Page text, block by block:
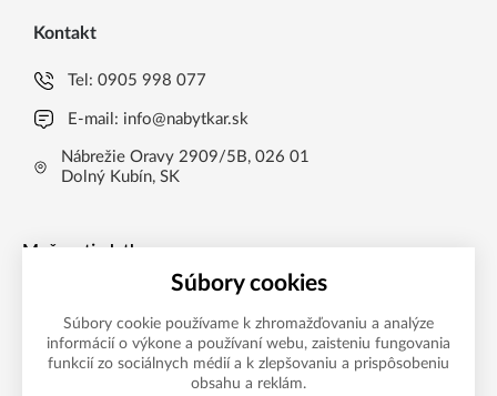
Kontakt
Tel:0905 998 077
E-mail: info@nabytkar.sk
Nábrežie Oravy 2909/5B, 026 01
Dolný Kubín, SK
Možnosti platby
Súbory cookies
Súbory cookie používame k zhromažďovaniu a analýze
informácií o výkone a používaní webu, zaisteniu fungovania
funkcií zo sociálnych médií a k zlepšovaniu a prispôsobeniu
obsahu a reklám.